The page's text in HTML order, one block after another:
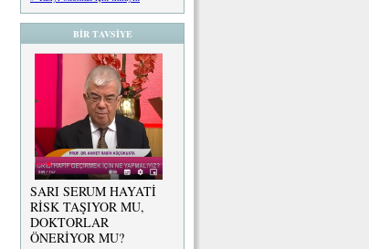
BİR TAVSİYE
SARI SERUM HAYATİ
RİSK TAŞIYOR MU,
DOKTORLAR
ÖNERİYOR MU?